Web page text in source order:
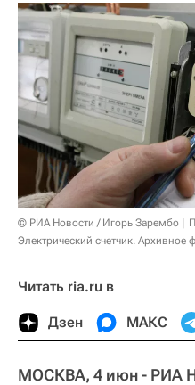
© РИА Новости / Игорь Зарембо
Электрический счетчик. Архивное
Читать ria.ru в
Дзен МАКС
МОСКВА, 4 июн - РИА